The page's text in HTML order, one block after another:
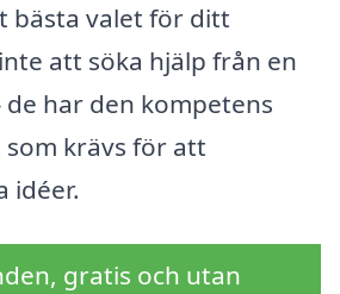
bästa valet för ditt
att söka hjälp från en
de har den kompetens
krävs för att
idéer.
gratis och utan